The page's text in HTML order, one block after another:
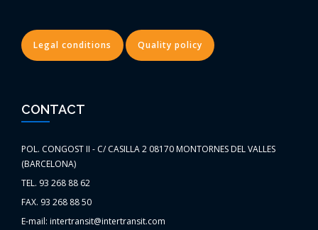
Legal conditions Quality policy
CONTACT
POL. CONGOST II - C/ CASILLA 2 08170 MONTORNES DEL VALLES
(BARCELONA)
TEL. 93 268 88 62
FAX. 93 268 88 50
E-mail: intertransit@intertransit.com